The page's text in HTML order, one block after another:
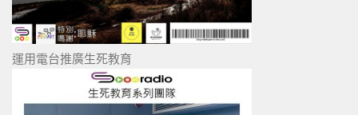
運用電台推廣生死教育